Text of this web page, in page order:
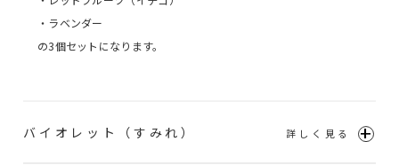
・ラベンダー
の3個セットになります。
バイオレット（すみれ）